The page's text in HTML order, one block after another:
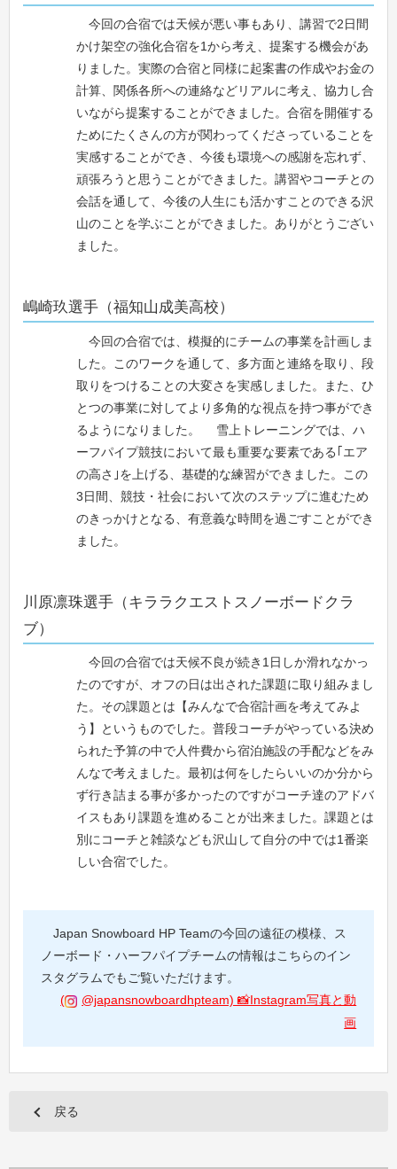
今回の合宿では天候が悪い事もあり、講習で2日間
かけ架空の強化合宿を1から考え、提案する機会があ
りました。実際の合宿と同様に起案書の作成やお金の
計算、関係各所への連絡などリアルに考え、協力し合
いながら提案することができました。合宿を開催する
ためにたくさんの方が関わってくださっていることを
実感することができ、今後も環境への感謝を忘れず、
頑張ろうと思うことができました。講習やコーチとの
会話を通して、今後の人生にも活かすことのできる沢
山のことを学ぶことができました。ありがとうござい
ました。
嶋崎玖選手（福知山成美高校）
今回の合宿では、模擬的にチームの事業を計画しま
した。このワークを通して、多方面と連絡を取り、段
取りをつけることの大変さを実感しました。また、ひ
とつの事業に対してより多角的な視点を持つ事ができ
るようになりました。 雪上トレーニングでは、ハ
ーフパイプ競技において最も重要な要素である｢エア
の高さ｣を上げる、基礎的な練習ができました。この
3日間、競技・社会において次のステップに進むため
のきっかけとなる、有意義な時間を過ごすことができ
ました。
川原凛珠選手（キララクエストスノーボードクラ
ブ）
今回の合宿では天候不良が続き1日しか滑れなかっ
たのですが、オフの日は出された課題に取り組みまし
た。その課題とは【みんなで合宿計画を考えてみよ
う】というものでした。普段コーチがやっている決め
られた予算の中で人件費から宿泊施設の手配などをみ
んなで考えました。最初は何をしたらいいのか分から
ず行き詰まる事が多かったのですがコーチ達のアドバ
イスもあり課題を進めることが出来ました。課題とは
別にコーチと雑談なども沢山して自分の中では1番楽
しい合宿でした。
Japan Snowboard HP Teamの今回の遠征の模様、ス
ノーボード・ハーフパイプチームの情報はこちらのイン
スタグラムでもご覧いただけます。
(
@japansnowboardhpteam) 📸Instagram写真と動
画
戻る